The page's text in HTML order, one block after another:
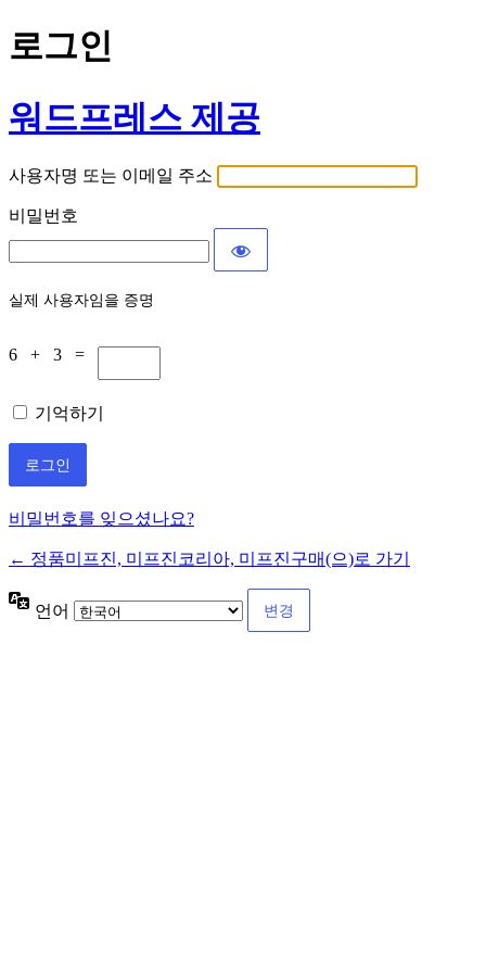
로그인
워드프레스 제공
사용자명 또는 이메일 주소
비밀번호
실제 사용자임을 증명
6 + 3 =
기억하기
비밀번호를 잊으셨나요?
← 정품미프진, 미프진코리아, 미프진구매(으)로 가기
언어